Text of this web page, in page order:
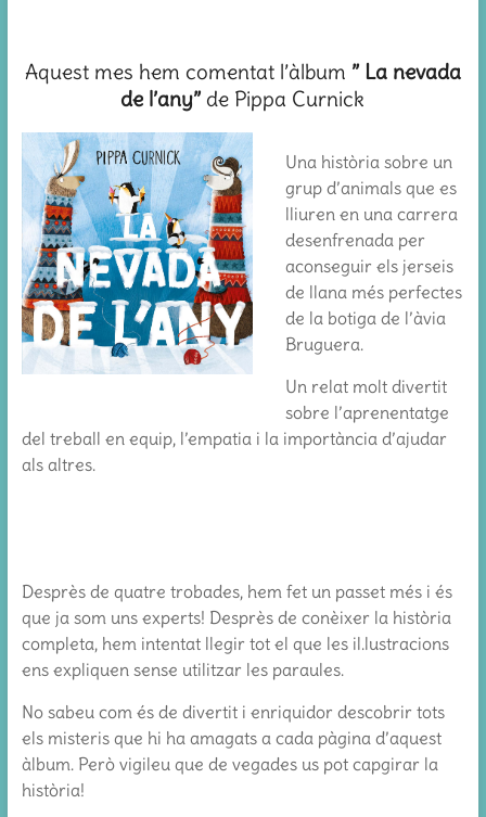
Aquest mes hem comentat l’àlbum ” La nevada
de l’any” de Pippa Curnick
Una història sobre un
grup d’animals que es
lliuren en una carrera
desenfrenada per
aconseguir els jerseis
de llana més perfectes
de la botiga de l’àvia
Bruguera.
Un relat molt divertit
sobre l’aprenentatge
del treball en equip, l’empatia i la importància d’ajudar
als altres.
Desprès de quatre trobades, hem fet un passet més i és
que ja som uns experts! Desprès de conèixer la història
completa, hem intentat llegir tot el que les il.lustracions
ens expliquen sense utilitzar les paraules.
No sabeu com és de divertit i enriquidor descobrir tots
els misteris que hi ha amagats a cada pàgina d’aquest
àlbum. Però vigileu que de vegades us pot capgirar la
història!